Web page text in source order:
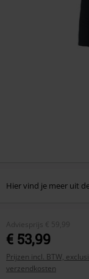
Hier vind je meer uit
Adviesprijs € 59,99
€ 53,99
Prijzen incl. BTW,
verzendkosten